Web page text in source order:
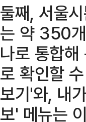
둘째, 서울
는 약 350개
나로 통합
로 확인할
보기'와, 내
보' 메뉴는